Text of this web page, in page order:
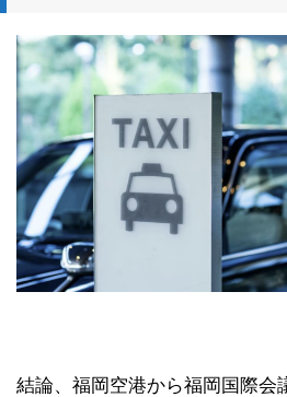
結論、福岡空港から福岡国際会